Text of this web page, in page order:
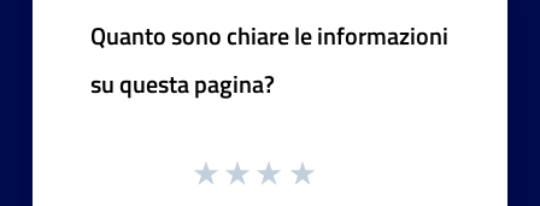
Quanto sono chiare le informazioni
su questa pagina?